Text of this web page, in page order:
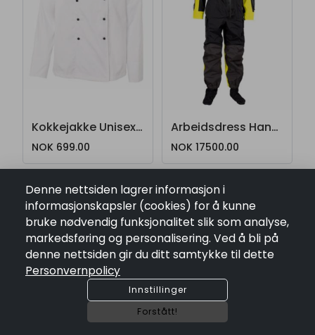
Kokkejakke Unisex 88490510
NOK 699.00
Arbeidsdress Hansen Protection Øy-Vind
NOK 17500.00
Denne nettsiden lagrer informasjon i
informasjonskapsler (cookies) for å kunne
bruke nødvendig funksjonalitet slik som analyse,
markedsføring og personalisering. Ved å bli på
denne nettsiden gir du ditt samtykke til dette
Personvernpolicy
Innstillinger
Forstått!